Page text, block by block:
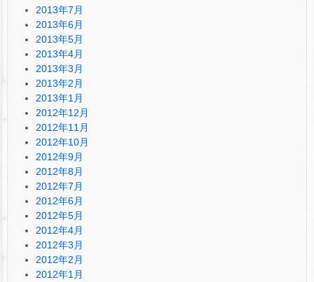
2013年7月
2013年6月
2013年5月
2013年4月
2013年3月
2013年2月
2013年1月
2012年12月
2012年11月
2012年10月
2012年9月
2012年8月
2012年7月
2012年6月
2012年5月
2012年4月
2012年3月
2012年2月
2012年1月